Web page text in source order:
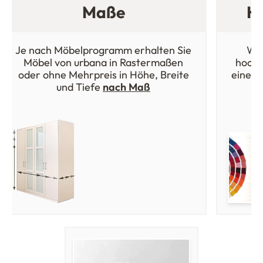
Maße
Je nach Möbelprogramm erhalten Sie
Möbel von urbana in Rastermaßen
oder ohne Mehrpreis in Höhe, Breite
und Tiefe nach Maß
einer